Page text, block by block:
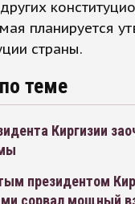
планируется
страны.
теме
Киргизии
президентом
сорвал мощный